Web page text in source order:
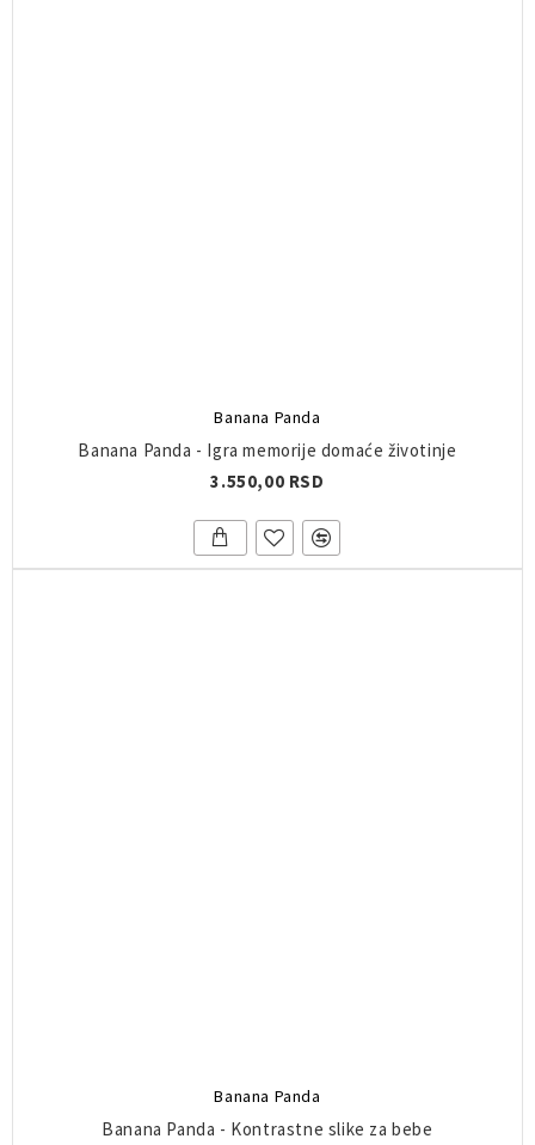
Banana Panda
Banana Panda - Igra memorije domaće životinje
3.550,00 RSD
Banana Panda
Banana Panda - Kontrastne slike za bebe